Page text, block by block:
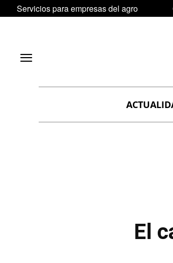
Servicios para empresas del agro
El